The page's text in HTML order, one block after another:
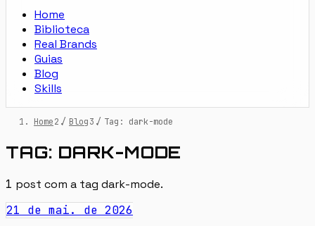
Home
Biblioteca
Real Brands
Guias
Blog
Skills
Home / Blog / Tag: dark-mode
TAG: DARK-MODE
1 post com a tag dark-mode.
21 de mai. de 2026